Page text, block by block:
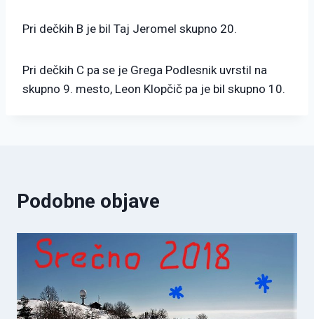
Pri dečkih B je bil Taj Jeromel skupno 20.
Pri dečkih C pa se je Grega Podlesnik uvrstil na
skupno 9. mesto, Leon Klopčič pa je bil skupno 10.
Podobne objave